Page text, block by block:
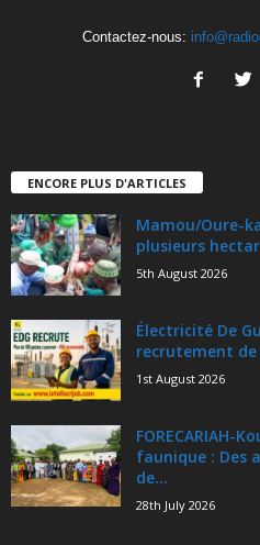
Contactez-nous:
ENCORE PLUS D'ARTICLES
Mamou/Oure-
plusieurs
5th August 2026
Électricité De
recrutement de
1st August 2026
FORECARIAH-
faunique : Des
de...
28th July 2026